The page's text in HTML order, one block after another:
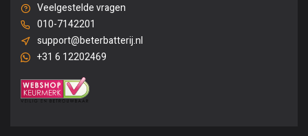
Veelgestelde vragen
010-7142201
support@beterbatterij.nl
+31 6 12202469